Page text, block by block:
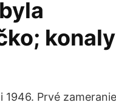
Prvé zameranie